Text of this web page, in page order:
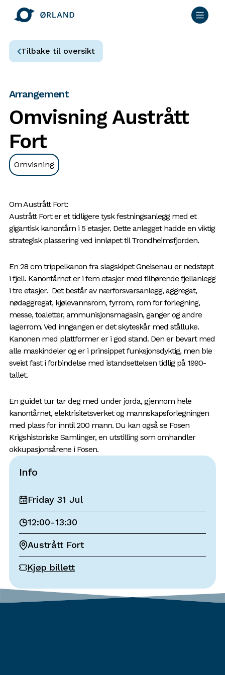
Tilbake til oversikt
Arrangement
Omvisning Austrått
Fort
Omvisning
Om Austrått Fort:
Austrått Fort er et tidligere tysk festningsanlegg med et
gigantisk kanontårn i 5 etasjer. Dette anlegget hadde en viktig
strategisk plassering ved innløpet til Trondheimsfjorden.
En 28 cm trippelkanon fra slagskipet Gneisenau er nedstøpt
i fjell. Kanontårnet er i fem etasjer med tilhørende fjellanlegg
i tre etasjer. Det består av nærforsvarsanlegg, aggregat,
nødaggregat, kjølevannsrom, fyrrom, rom for forlegning,
messe, toaletter, ammunisjonsmagasin, ganger og andre
lagerrom. Ved inngangen er det skyteskår med stålluke.
Kanonen med plattformer er i god stand. Den er bevart med
alle maskindeler og er i prinsippet funksjonsdyktig, men ble
sveist fast i forbindelse med istandsettelsen tidlig på 1990-
tallet.
En guidet tur tar deg med under jorda, gjennom hele
kanontårnet, elektrisitetsverket og mannskapsforlegningen
med plass for inntil 200 mann. Du kan også se Fosen
Krigshistoriske Samlinger, en utstilling som omhandler
okkupasjonsårene i Fosen.
Info
Friday 31 Jul
12:00-13:30
Austrått Fort
Kjøp billett